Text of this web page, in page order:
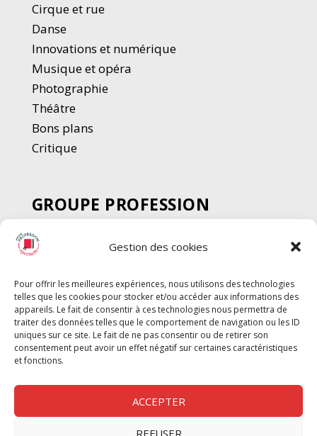
Gestion des cookies
Pour offrir les meilleures expériences, nous utilisons des technologies
telles que les cookies pour stocker et/ou accéder aux informations des
appareils. Le fait de consentir à ces technologies nous permettra de
traiter des données telles que le comportement de navigation ou les ID
uniques sur ce site. Le fait de ne pas consentir ou de retirer son
consentement peut avoir un effet négatif sur certaines caractéristiques
et fonctions.
ACCEPTER
REFUSER
Cirque et rue
Danse
Innovations et numérique
Musique et opéra
Photographie
Théâtre
Bons plans
Critique
GROUPE PROFESSION
SPECTACLE
Chèque Intermittents
Chèque Compta
Chèque Emploi Spectacle
G-Pods
Profession Audio-visuel